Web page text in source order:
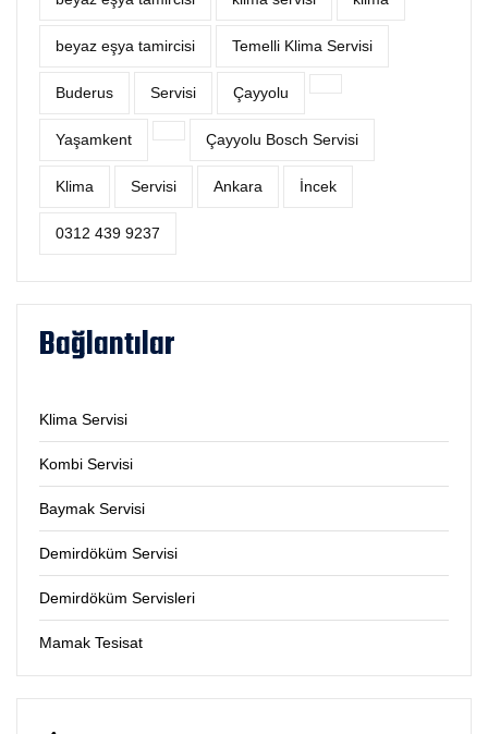
beyaz eşya tamircisi Temelli Klima Servisi
Buderus Servisi Çayyolu
Yaşamkent Çayyolu Bosch Servisi
Klima Servisi Ankara İncek
0312 439 9237
Bağlantılar
Klima Servisi
Kombi Servisi
Baymak Servisi
Demirdöküm Servisi
Demirdöküm Servisleri
Mamak Tesisat